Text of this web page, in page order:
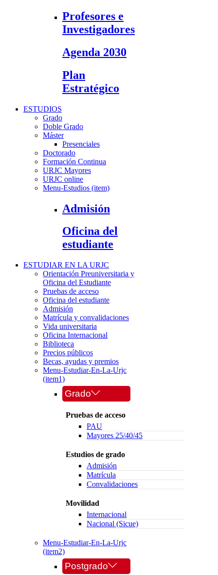
Profesores e
Investigadores
Agenda 2030
Plan
Estratégico
ESTUDIOS
Grado
Doble Grado
Máster
Presenciales
Doctorado
Formación Continua
URJC Mayores
URJC online
Menu-Estudios (item)
Admisión
Oficina del
estudiante
ESTUDIAR EN LA URJC
Orientación Preuniversitaria y
Oficina del Estudiante
Pruebas de acceso
Oficina del estudiante
Admisión
Matrícula y convalidaciones
Vida universitaria
Oficina Internacional
Biblioteca
Precios públicos
Becas, ayudas y premios
Menu-Estudiar-En-La-Urjc
(item1)
Grado
Pruebas de acceso
PAU
Mayores 25/40/45
Estudios de grado
Admisión
Matrícula
Convalidaciones
Movilidad
Internacional
Nacional (Sicue)
Menu-Estudiar-En-La-Urjc
(item2)
Postgrado